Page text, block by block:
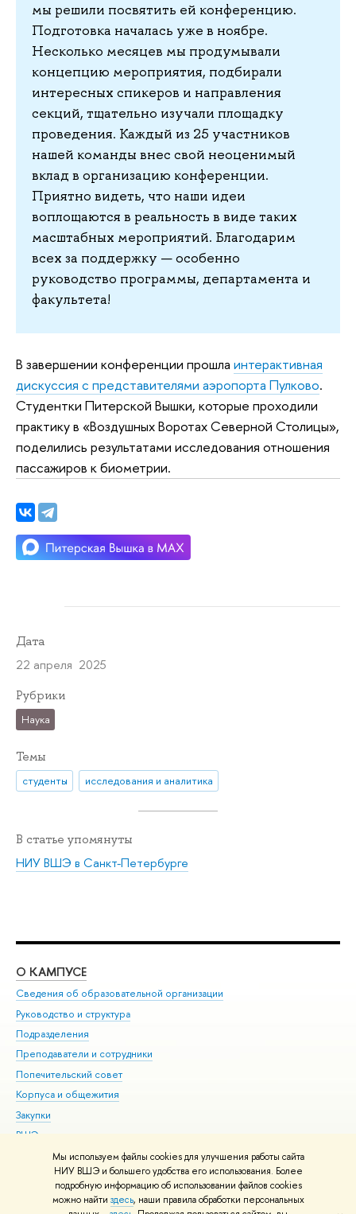
Мы используем файлы cookies для улучшения работы сайта
НИУ ВШЭ и большего удобства его использования. Более
подробную информацию об использовании файлов cookies
можно найти здесь, наши правила обработки персональных
мы решили посвятить ей конференцию.
Подготовка началась уже в ноябре.
Несколько месяцев мы продумывали
концепцию мероприятия, подбирали
интересных спикеров и направления
секций, тщательно изучали площадку
проведения. Каждый из 25 участников
нашей команды внес свой неоценимый
вклад в организацию конференции.
Приятно видеть, что наши идеи
воплощаются в реальность в виде таких
масштабных мероприятий. Благодарим
всех за поддержку — особенно
руководство программы, департамента и
факультета!
В завершении конференции прошла интерактивная
дискуссия с представителями аэропорта Пулково.
Студентки Питерской Вышки, которые проходили
практику в «Воздушных Воротах Северной Столицы»,
поделились результатами исследования отношения
пассажиров к биометрии.
Дата
22 апреля 2025
Рубрики
Наука
Темы
студенты исследования и аналитика
В статье упомянуты
НИУ ВШЭ в Санкт-Петербурге
О КАМПУСЕ
Сведения об образовательной организации
Руководство и структура
Подразделения
Преподаватели и сотрудники
Попечительский совет
Корпуса и общежития
Закупки
ВШЭ для студентов с ограниченными возможностями
здоровья и инвалидностью
Версия для слабовидящих
Единая платежная страница